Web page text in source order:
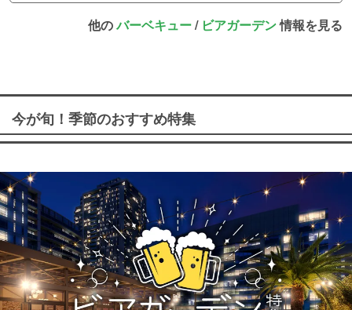
他のバーベキュー/ ビアガーデン情報を見る
今が旬！季節のおすすめ特集